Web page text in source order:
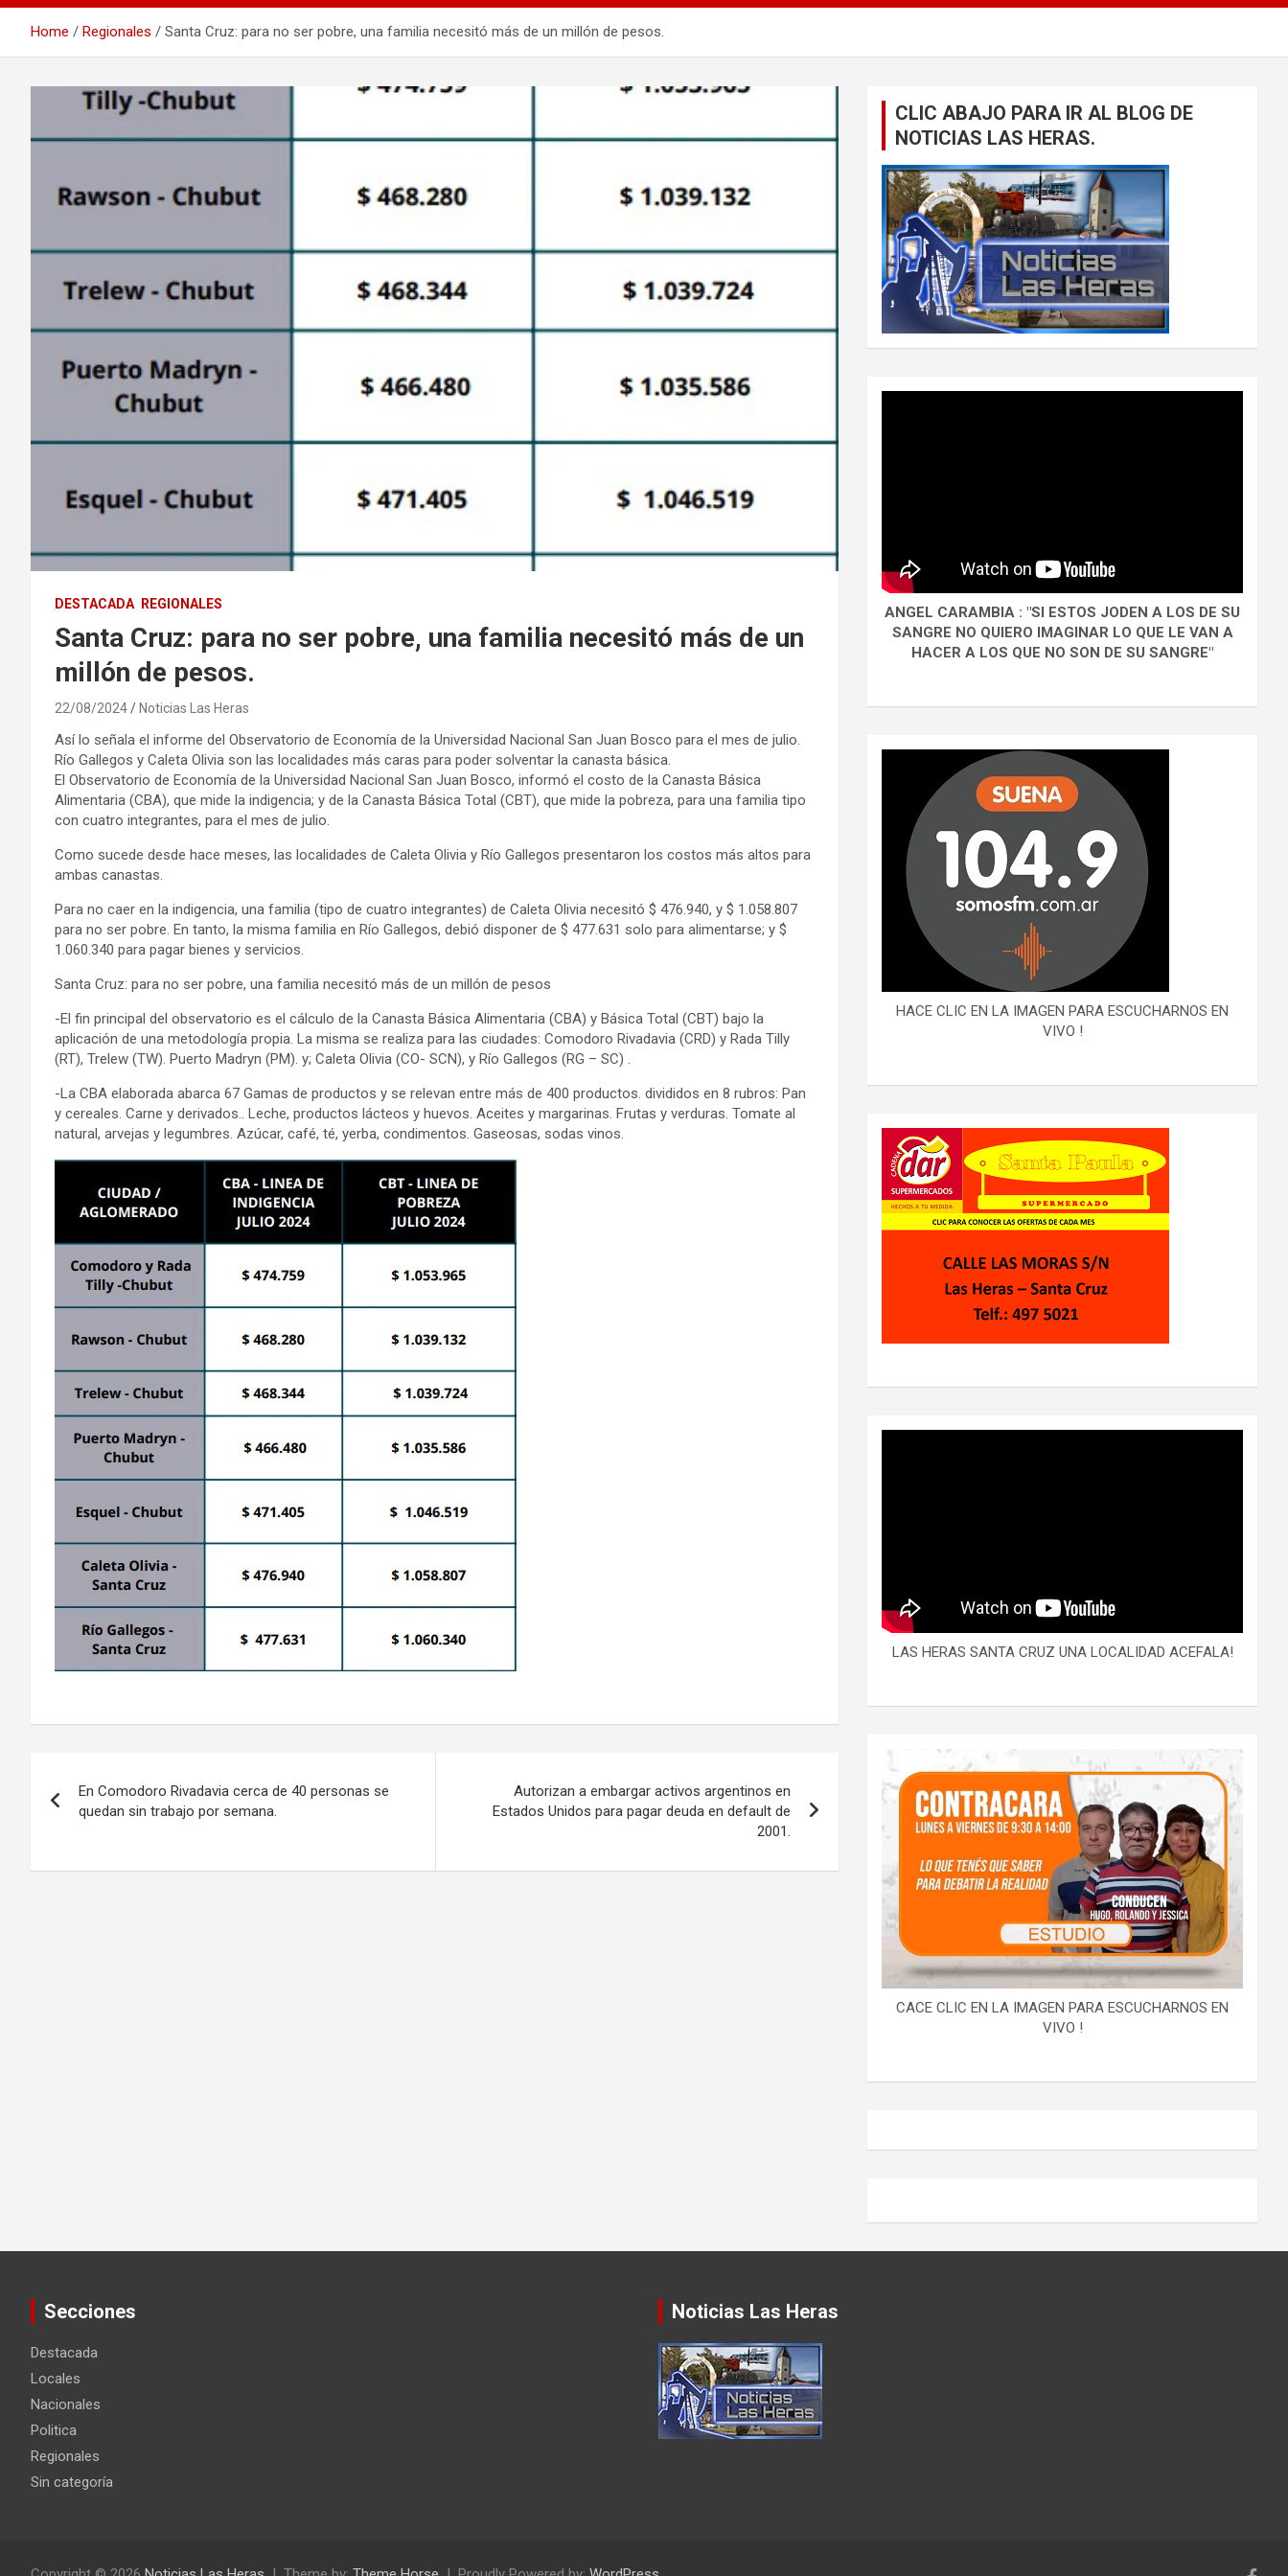
Home Regionales Santa Cruz: para no ser pobre, una familia necesitó más de un millón de pesos.
DESTACADA REGIONALES
Santa Cruz: para no ser pobre, una familia necesitó más de un
millón de pesos.
22/08/2024 Noticias Las Heras
Así lo señala el informe del Observatorio de Economía de la Universidad Nacional San Juan Bosco para el mes de julio.
Río Gallegos y Caleta Olivia son las localidades más caras para poder solventar la canasta básica.
El Observatorio de Economía de la Universidad Nacional San Juan Bosco, informó el costo de la Canasta Básica
Alimentaria (CBA), que mide la indigencia; y de la Canasta Básica Total (CBT), que mide la pobreza, para una familia tipo
con cuatro integrantes, para el mes de julio.
Como sucede desde hace meses, las localidades de Caleta Olivia y Río Gallegos presentaron los costos más altos para
ambas canastas.
Para no caer en la indigencia, una familia (tipo de cuatro integrantes) de Caleta Olivia necesitó $ 476.940, y $ 1.058.807
para no ser pobre. En tanto, la misma familia en Río Gallegos, debió disponer de $ 477.631 solo para alimentarse; y $
1.060.340 para pagar bienes y servicios.
Santa Cruz: para no ser pobre, una familia necesitó más de un millón de pesos
-El fin principal del observatorio es el cálculo de la Canasta Básica Alimentaria (CBA) y Básica Total (CBT) bajo la
aplicación de una metodología propia. La misma se realiza para las ciudades: Comodoro Rivadavia (CRD) y Rada Tilly
(RT), Trelew (TW). Puerto Madryn (PM). y; Caleta Olivia (CO- SCN), y Río Gallegos (RG – SC) .
-La CBA elaborada abarca 67 Gamas de productos y se relevan entre más de 400 productos. divididos en 8 rubros: Pan
y cereales. Carne y derivados.. Leche, productos lácteos y huevos. Aceites y margarinas. Frutas y verduras. Tomate al
natural, arvejas y legumbres. Azúcar, café, té, yerba, condimentos. Gaseosas, sodas vinos.
de
En Comodoro Rivadavia cerca de 40 personas se
quedan sin trabajo por semana.
Autorizan a embargar activos argentinos en
Estados Unidos para pagar deuda en default de
2001.
CLIC ABAJO PARA IR AL BLOG DE
NOTICIAS LAS HERAS.
ANGEL CARAMBIA : "SI ESTOS JODEN A LOS DE SU
SANGRE NO QUIERO IMAGINAR LO QUE LE VAN A
HACER A LOS QUE NO SON DE SU SANGRE"
HACE CLIC EN LA IMAGEN PARA ESCUCHARNOS EN
VIVO !
LAS HERAS SANTA CRUZ UNA LOCALIDAD ACEFALA!
CACE CLIC EN LA IMAGEN PARA ESCUCHARNOS EN
VIVO !
Secciones
Destacada
Locales
Nacionales
Politica
Regionales
Sin categoría
Noticias Las Heras